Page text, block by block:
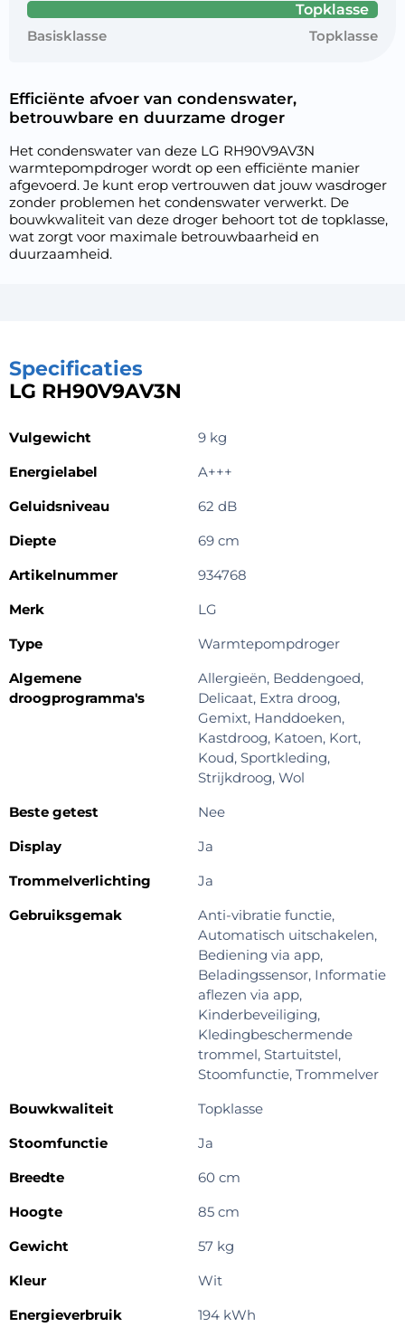
Topklasse
Basisklasse
Topklasse
Efficiënte afvoer van condenswater,
betrouwbare en duurzame droger
Het condenswater van deze LG RH90V9AV3N
warmtepompdroger wordt op een efficiënte manier
afgevoerd. Je kunt erop vertrouwen dat jouw wasdroger
zonder problemen het condenswater verwerkt. De
bouwkwaliteit van deze droger behoort tot de topklasse,
wat zorgt voor maximale betrouwbaarheid en
duurzaamheid.
Specificaties
LG RH90V9AV3N
Vulgewicht
9 kg
Energielabel
A+++
Geluidsniveau
62 dB
Diepte
69 cm
Artikelnummer
934768
Merk
LG
Type
Warmtepompdroger
Algemene
droogprogramma's
Allergieën, Beddengoed,
Delicaat, Extra droog,
Gemixt, Handdoeken,
Kastdroog, Katoen, Kort,
Koud, Sportkleding,
Strijkdroog, Wol
Beste getest
Nee
Display
Ja
Trommelverlichting
Ja
Gebruiksgemak
Anti-vibratie functie,
Automatisch uitschakelen,
Bediening via app,
Beladingssensor, Informatie
aflezen via app,
Kinderbeveiliging,
Kledingbeschermende
trommel, Startuitstel,
Stoomfunctie, Trommelver
Bouwkwaliteit
Topklasse
Stoomfunctie
Ja
Breedte
60 cm
Hoogte
85 cm
Gewicht
57 kg
Kleur
Wit
Energieverbruik
194 kWh